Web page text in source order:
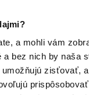
a mohli vám
bez nich by naša
zisťovať,